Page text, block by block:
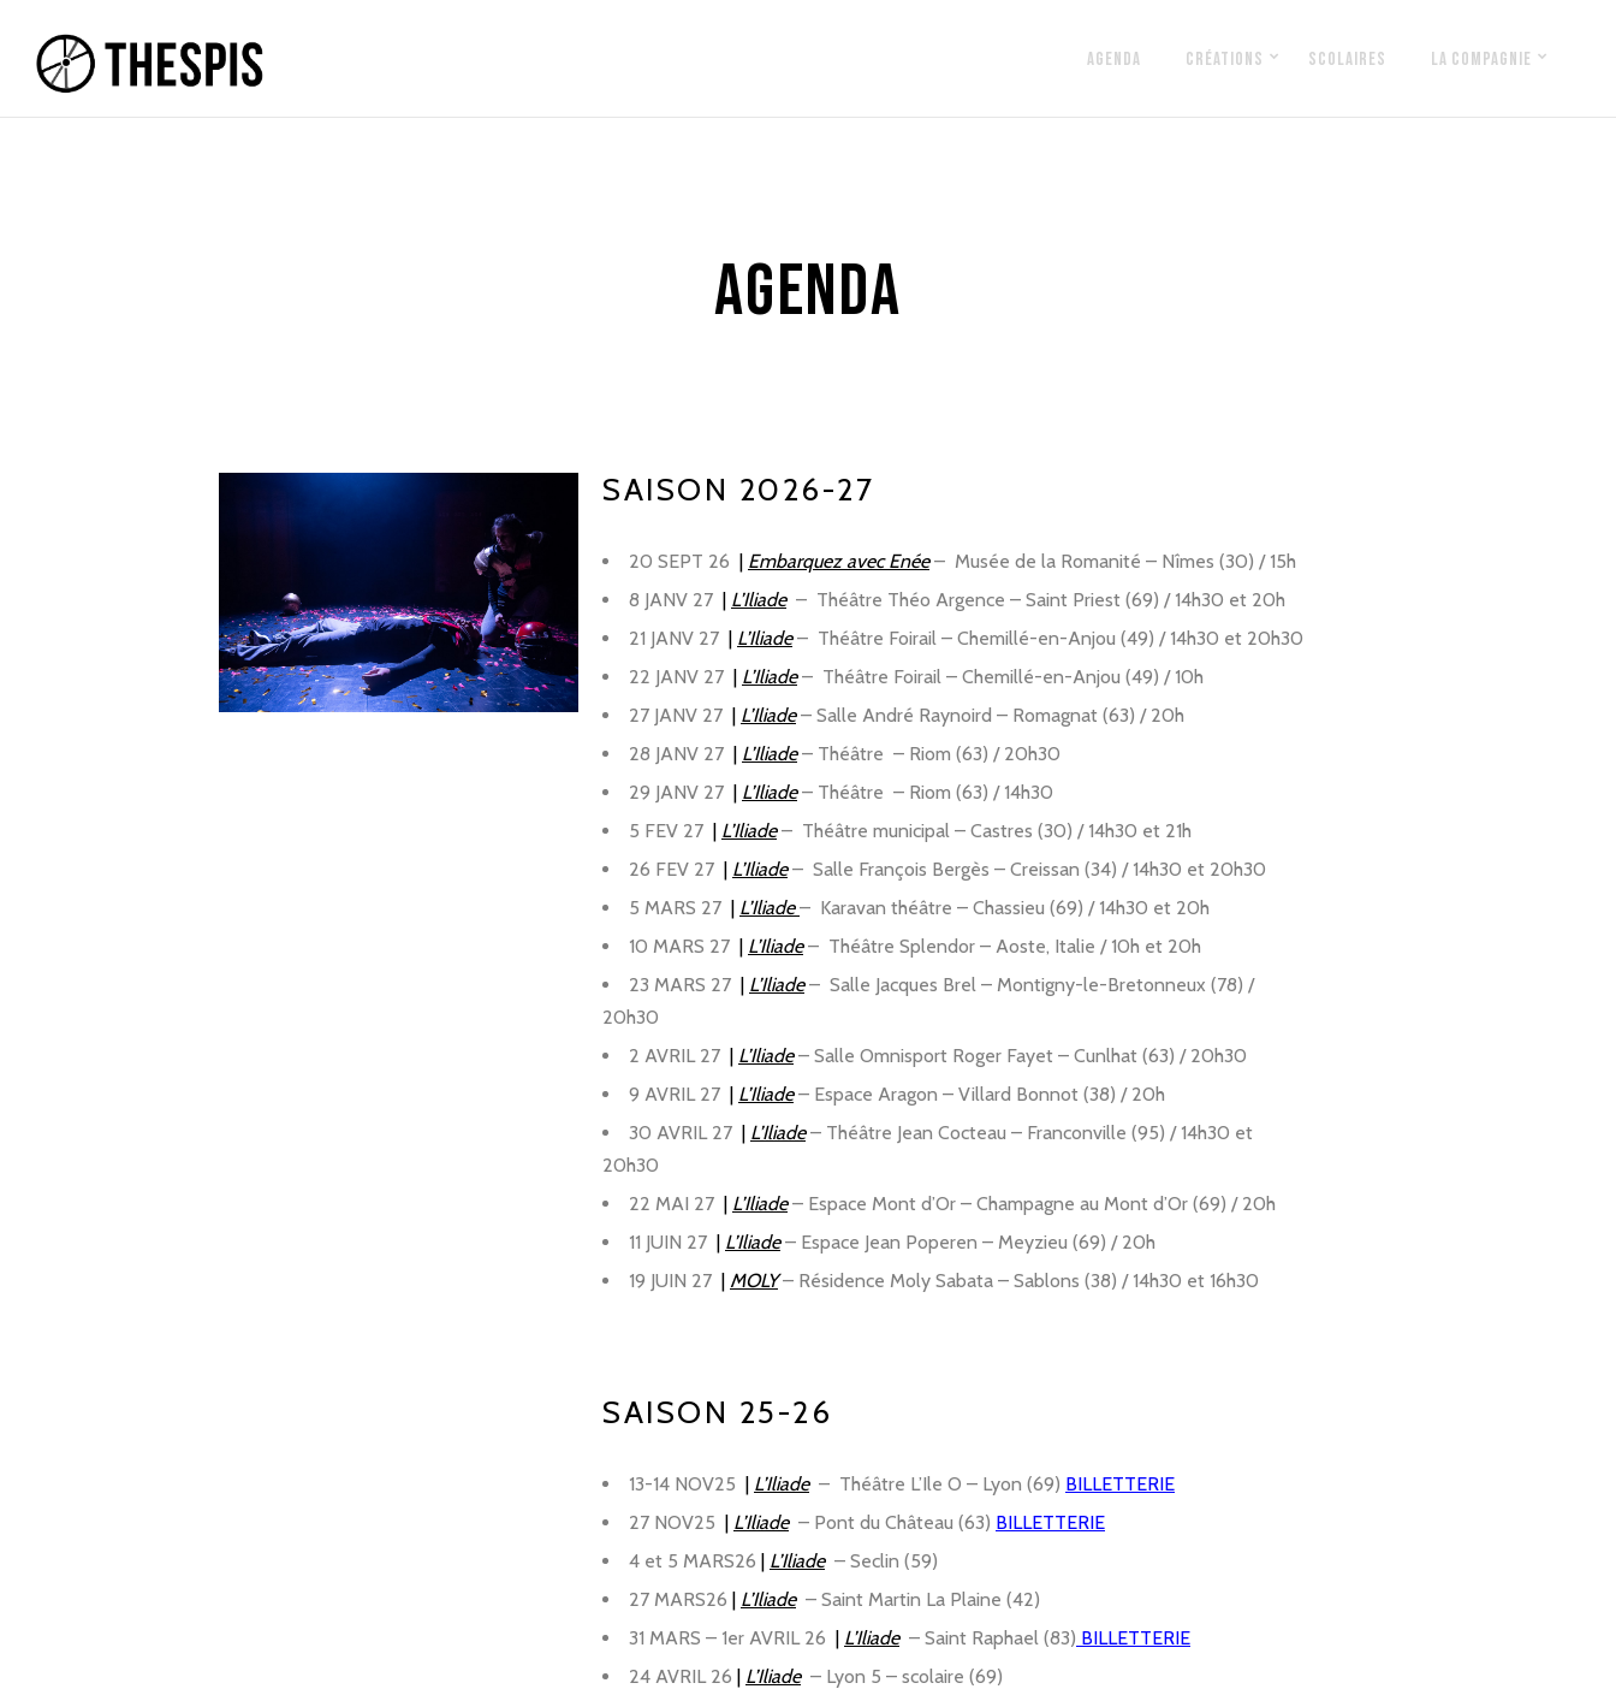
AGENDA CRÉATIONS SCOLAIRES LA COMPAGNIE
AGENDA
SAISON 2026-27
20 SEPT 26 | Embarquez avec Enée – Musée de la Romanité – Nîmes (30) / 15h
8 JANV 27 | L’Iliade – Théâtre Théo Argence – Saint Priest (69) / 14h30 et 20h
21 JANV 27 | L’Iliade – Théâtre Foirail – Chemillé-en-Anjou (49) / 14h30 et 20h30
22 JANV 27 | L’Iliade – Théâtre Foirail – Chemillé-en-Anjou (49) / 10h
27 JANV 27 | L’Iliade – Salle André Raynoird – Romagnat (63) / 20h
28 JANV 27 | L’Iliade – Théâtre – Riom (63) / 20h30
29 JANV 27 | L’Iliade – Théâtre – Riom (63) / 14h30
5 FEV 27 | L’Iliade – Théâtre municipal – Castres (30) / 14h30 et 21h
26 FEV 27 | L’Iliade – Salle François Bergès – Creissan (34) / 14h30 et 20h30
5 MARS 27 | L’Iliade – Karavan théâtre – Chassieu (69) / 14h30 et 20h
10 MARS 27 | L’Iliade – Théâtre Splendor – Aoste, Italie / 10h et 20h
23 MARS 27 | L’Iliade – Salle Jacques Brel – Montigny-le-Bretonneux (78) /
20h30
2 AVRIL 27 | L’Iliade – Salle Omnisport Roger Fayet – Cunlhat (63) / 20h30
9 AVRIL 27 | L’Iliade – Espace Aragon – Villard Bonnot (38) / 20h
30 AVRIL 27 | L’Iliade – Théâtre Jean Cocteau – Franconville (95) / 14h30 et
20h30
22 MAI 27 | L’Iliade – Espace Mont d’Or – Champagne au Mont d’Or (69) / 20h
11 JUIN 27 | L’Iliade – Espace Jean Poperen – Meyzieu (69) / 20h
19 JUIN 27 | MOLY – Résidence Moly Sabata – Sablons (38) / 14h30 et 16h30
SAISON 25-26
13-14 NOV25 | L’Iliade – Théâtre L’Ile O – Lyon (69) BILLETTERIE
27 NOV25 | L’Iliade – Pont du Château (63) BILLETTERIE
4 et 5 MARS26 | L’Iliade – Seclin (59)
27 MARS26 | L’Iliade – Saint Martin La Plaine (42)
31 MARS – 1er AVRIL 26 | L’Iliade – Saint Raphael (83) BILLETTERIE
24 AVRIL 26 | L’Iliade – Lyon 5 – scolaire (69)